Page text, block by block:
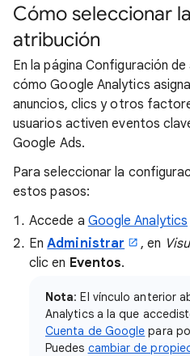
Cómo seleccionar
atribución
En la página Configuración
cómo Google Analytics
anuncios, clics y otros
usuarios activen eventos
Google Ads.
Para seleccionar la
estos pasos:
Accede a Google Analytics
EnAdministrar , en
clic en Eventos.
Nota: El vínculo anterior
Analytics a la que
Cuenta de Google para
Puedes cambiar de